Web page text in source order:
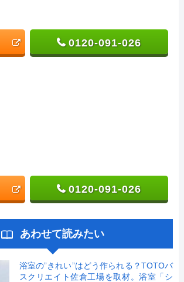
0120-091-026
0120-091-026
あわせて読みたい
浴室の”きれい”はどう作られる？TOTOバ
スクリエイト佐倉工場を取材。浴室「シ